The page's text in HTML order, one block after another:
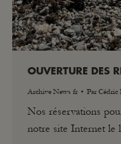
OUVERTURE DES
Archive News fr Par Cédric
Nos réservations
notre site Internet le